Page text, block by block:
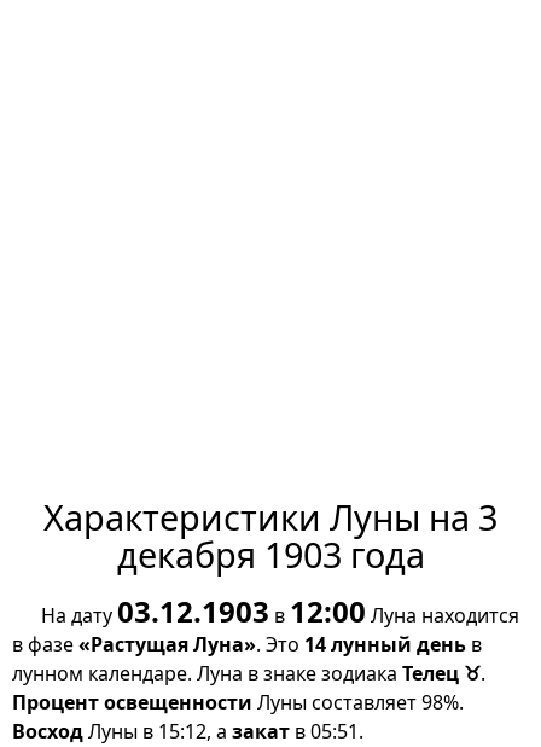
Характеристики Луны на 3
декабря 1903 года
На дату03.12.1903 в 12:00 Луна находится
в фазе«Растущая Луна». Это 14 лунный день в
лунном календаре. Луна в знаке зодиака Телец ♉.
Процент освещенности Луны составляет 98%.
ВосходЛуны в 15:12, а закат в 05:51.